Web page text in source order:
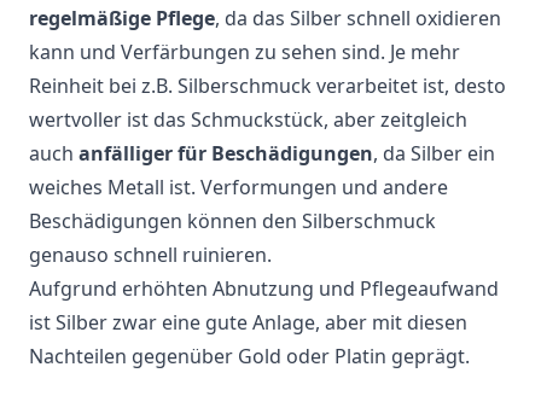
regelmäßige Pflege, da das Silber schnell oxidieren
kann und Verfärbungen zu sehen sind. Je mehr
Reinheit bei z.B. Silberschmuck verarbeitet ist, desto
wertvoller ist das Schmuckstück, aber zeitgleich
auch anfälliger für Beschädigungen, da Silber ein
weiches Metall ist. Verformungen und andere
Beschädigungen können den Silberschmuck
genauso schnell ruinieren.
Aufgrund erhöhten Abnutzung und Pflegeaufwand
ist Silber zwar eine gute Anlage, aber mit diesen
Nachteilen gegenüber Gold oder Platin geprägt.